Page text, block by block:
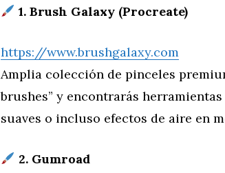
1. Brush Galaxy (Procreate)
https://www.brushgalaxy.com
Amplia colección de pinceles
brushes” y encontrarás
suaves o incluso efectos de aire en
2. Gumroad